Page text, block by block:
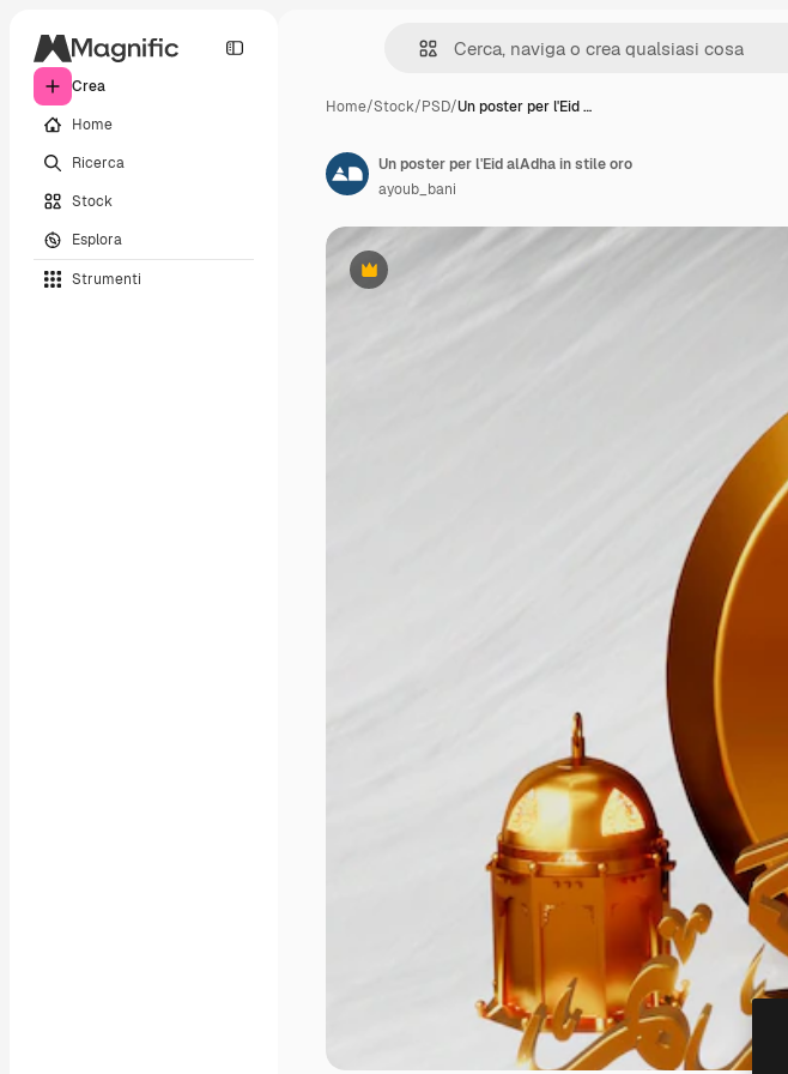
Crea
Home
Ricerca
Stock
Esplora
Strumenti
Home/Stock/PSD/Un poster per l'Eid …
Premium
Un poster per l'Eid alAdha in stile oro
ayoub_bani